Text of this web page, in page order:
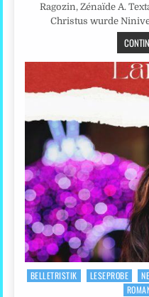
Ragozin, Zénaïde A.
Christus wurde
Posted
BELLETRISTIK LESEPROBE